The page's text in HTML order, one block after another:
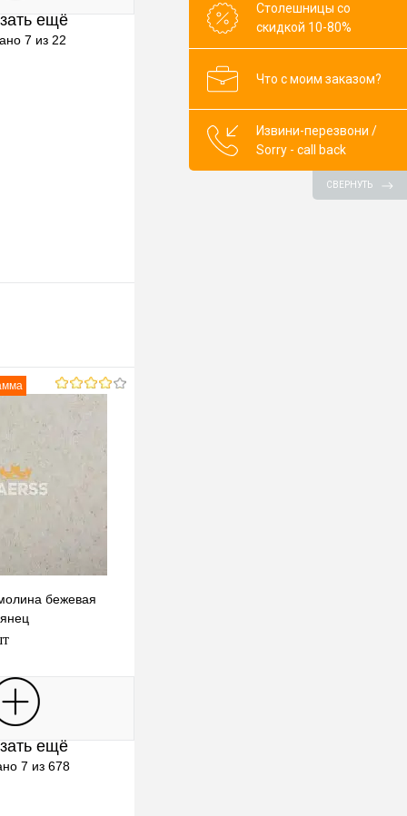
К сравнению
ещё
7 из 22
бежевая
корзину
К сравнению
ещё
7 из 678
Столешницы со
скидкой 10-80%
Что с моим заказом?
Извини-перезвони /
Sorry - call back
СВЕРНУТЬ